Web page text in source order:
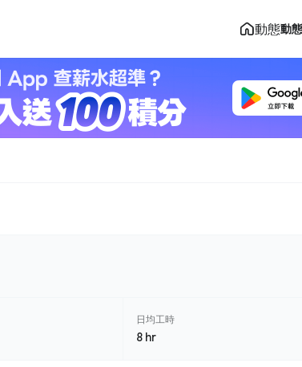
動態動態
日均工時
8 hr